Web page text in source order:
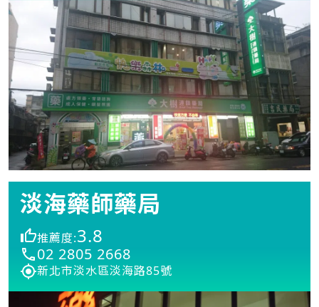
淡海藥師藥局
推薦度:3.8
02 2805 2668
新北市淡水區淡海路85號